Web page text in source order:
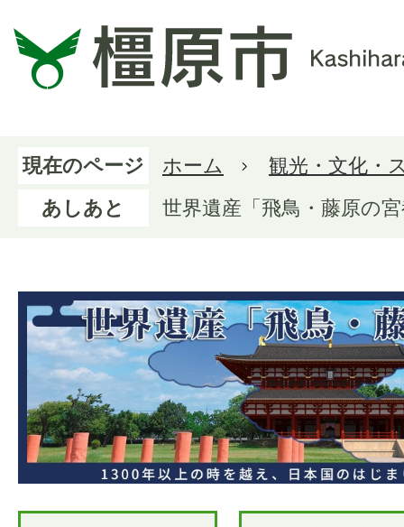
現在のページ ホーム
観光・文化・
あしあと
世界遺産「飛鳥・藤原の
世界遺産「飛鳥・
橿原市公式ページ